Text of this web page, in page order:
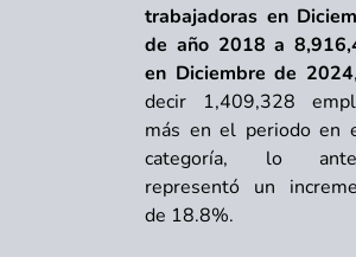
trabajadoras en
de año 2018 a
en Diciembre de 2024
decir 1,409,328
más en el periodo en
categoría, lo
representó un
de 18.8%.